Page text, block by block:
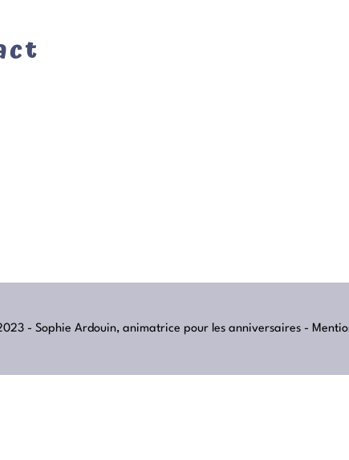
- Sophie Ardouin, animatrice pour les anniversaires -